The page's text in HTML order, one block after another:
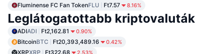
Fluminense FC Fan TokenFLU Ft7.57 8.16%
Leglátogatottabb kriptovaluták
ADIADI Ft2,162.81 0.90%
BitcoinBTC Ft20,393,489.16 0.42%
XRPXRP Ft322.68 2.53%